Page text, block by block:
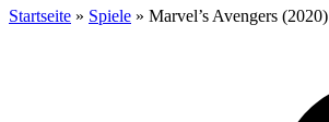
Startseite » Spiele » Marvel’s Avengers (2020)